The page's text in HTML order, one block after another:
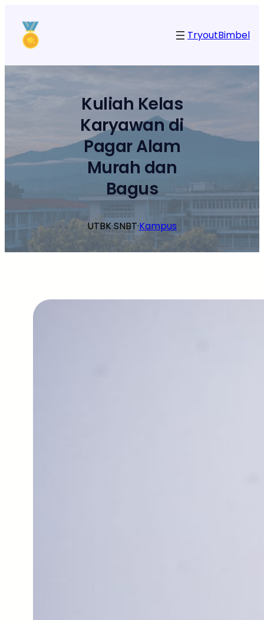
konten
TryoutBimbel
Kuliah Kelas
Karyawan di
Pagar Alam
Murah dan
Bagus
UTBK SNBT·Kampus